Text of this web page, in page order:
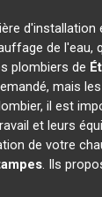
de l'eau,
plombiers de
mais
il est
et leurs
de votre
. Ils